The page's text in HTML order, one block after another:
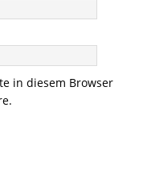
in diesem Browser